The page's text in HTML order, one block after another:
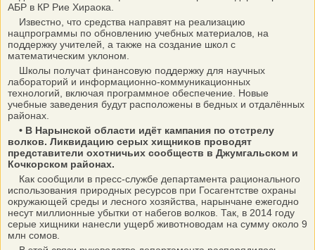
АБР в КР Рие Хираока.
Известно, что средства направят на реализацию
нацпрограммы по обновлению учебных материалов, на
поддержку учителей, а также на создание школ с
математическим уклоном.
Школы получат финансовую поддержку для научных
лабораторий и информационно-коммуникационных
технологий, включая программное обеспечение. Новые
учебные заведения будут расположены в бедных и отдалённых
районах.
• В Нарынской области идёт кампания по отстрелу
волков. Ликвидацию серых хищников проводят
представители охотничьих сообществ в Джумгальском и
Кочкорском районах.
Как сообщили в пресс-службе департамента рационального
использования природных ресурсов при Госагентстве охраны
окружающей среды и лесного хозяйства, нарынчане ежегодно
несут миллионные убытки от набегов волков. Так, в 2014 году
серые хищники нанесли ущерб животноводам на сумму около 9
млн сомов.